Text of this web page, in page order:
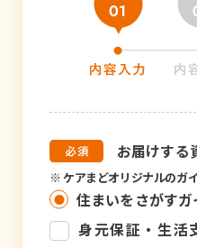
お届けする
※ ケアまどオリジナルのガ
住まいをさがす
身元保証・生活